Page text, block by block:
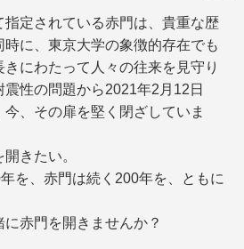
指定されている赤門は、貴重な歴
時に、東京大学の象徴的存在でも
にわたって人々の往来を見守り
性の問題から2021年2月12日
今、その扉を堅く閉ざしていま
きたい。
を、赤門は続く200年を、ともに
赤門を開きませんか？